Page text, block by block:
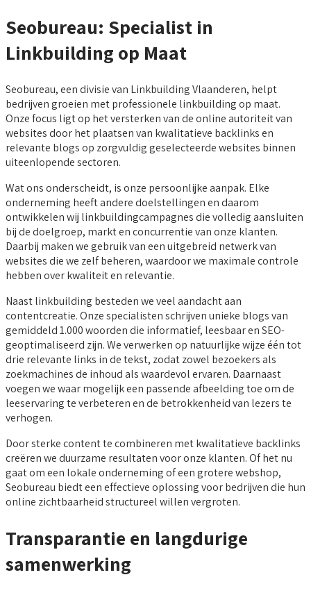
Seobureau: Specialist in
Linkbuilding op Maat
Seobureau, een divisie van Linkbuilding Vlaanderen, helpt
bedrijven groeien met professionele linkbuilding op maat.
Onze focus ligt op het versterken van de online autoriteit van
websites door het plaatsen van kwalitatieve backlinks en
relevante blogs op zorgvuldig geselecteerde websites binnen
uiteenlopende sectoren.
Wat ons onderscheidt, is onze persoonlijke aanpak. Elke
onderneming heeft andere doelstellingen en daarom
ontwikkelen wij linkbuildingcampagnes die volledig aansluiten
bij de doelgroep, markt en concurrentie van onze klanten.
Daarbij maken we gebruik van een uitgebreid netwerk van
websites die we zelf beheren, waardoor we maximale controle
hebben over kwaliteit en relevantie.
Naast linkbuilding besteden we veel aandacht aan
contentcreatie. Onze specialisten schrijven unieke blogs van
gemiddeld 1.000 woorden die informatief, leesbaar en SEO-
geoptimaliseerd zijn. We verwerken op natuurlijke wijze één tot
drie relevante links in de tekst, zodat zowel bezoekers als
zoekmachines de inhoud als waardevol ervaren. Daarnaast
voegen we waar mogelijk een passende afbeelding toe om de
leeservaring te verbeteren en de betrokkenheid van lezers te
verhogen.
Door sterke content te combineren met kwalitatieve backlinks
creëren we duurzame resultaten voor onze klanten. Of het nu
gaat om een lokale onderneming of een grotere webshop,
Seobureau biedt een effectieve oplossing voor bedrijven die hun
online zichtbaarheid structureel willen vergroten.
Transparantie en langdurige
samenwerking